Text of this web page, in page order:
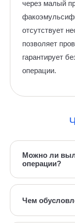
через малый
отсутствует
позволяет
гарантирует
операции.
Можно ли
операции?
Нет, лекарств
хрусталика не
Чем